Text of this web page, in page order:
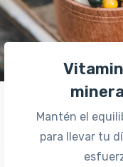
Mantén el
para llevar tu